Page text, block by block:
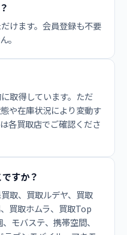
けます。会員登録も不要
。
取得しています。ただ
や在庫状況により変動す
各買取店でご確認くださ
すか？
取、買取ルデヤ、買取
買取ホムラ、買取Top
モバステ、携帯空間、